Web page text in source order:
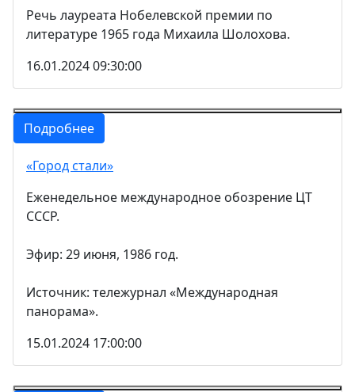
Речь лауреата Нобелевской премии по
литературе 1965 года Михаила Шолохова.
16.01.2024 09:30:00
Подробнее
«Город стали»
Еженедельное международное обозрение ЦТ
СССР.
Эфир: 29 июня, 1986 год.
Источник: тележурнал «Международная
панорама».
15.01.2024 17:00:00